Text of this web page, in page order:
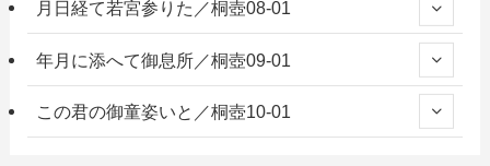
月日経て若宮参りた／桐壺08-01
年月に添へて御息所／桐壺09-01
この君の御童姿いと／桐壺10-01